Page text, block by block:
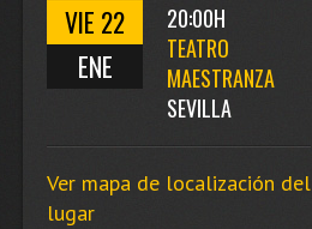
VIE 22
ENE
20:00H
TEATRO
MAESTRANZA
SEVILLA
Ver mapa de localización del
lugar